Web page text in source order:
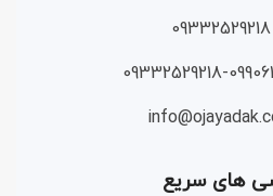
09332529218
09332529218-
های سریع